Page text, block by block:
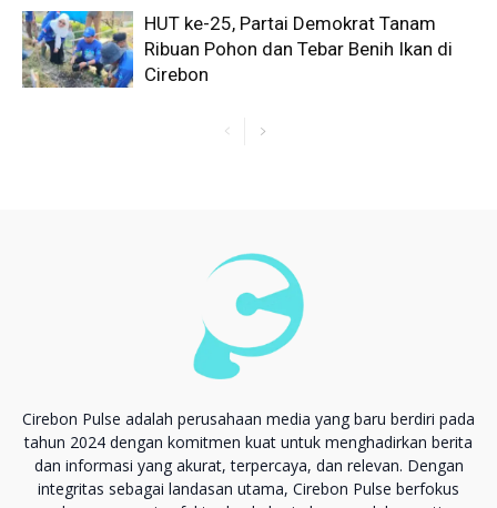
HUT ke-25, Partai Demokrat Tanam
Ribuan Pohon dan Tebar Benih Ikan di
Cirebon
Cirebon Pulse adalah perusahaan media yang baru berdiri pada
tahun 2024 dengan komitmen kuat untuk menghadirkan berita
dan informasi yang akurat, terpercaya, dan relevan. Dengan
integritas sebagai landasan utama, Cirebon Pulse berfokus